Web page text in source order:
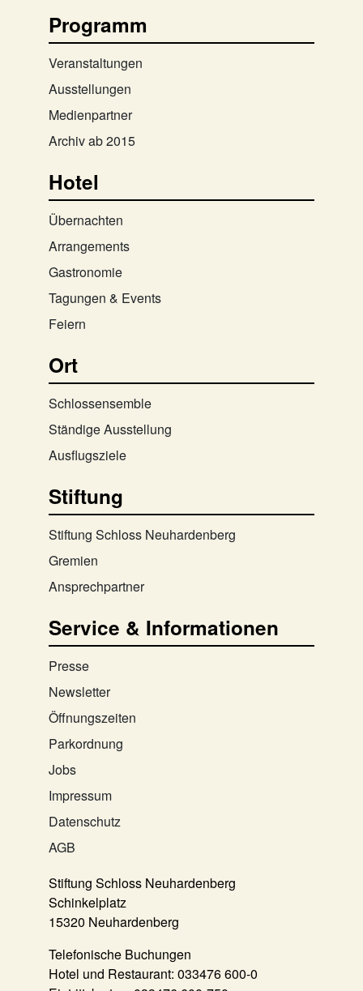
Programm
Veranstaltungen
Ausstellungen
Medienpartner
Archiv ab 2015
Hotel
Übernachten
Arrangements
Gastronomie
Tagungen & Events
Feiern
Ort
Schlossensemble
Ständige Ausstellung
Ausflugsziele
Stiftung
Stiftung Schloss Neuhardenberg
Gremien
Ansprechpartner
Service & Informationen
Presse
Newsletter
Öffnungszeiten
Parkordnung
Jobs
Impressum
Datenschutz
AGB
Stiftung Schloss Neuhardenberg
Schinkelplatz
15320 Neuhardenberg
Telefonische Buchungen
Hotel und Restaurant: 033476 600-0